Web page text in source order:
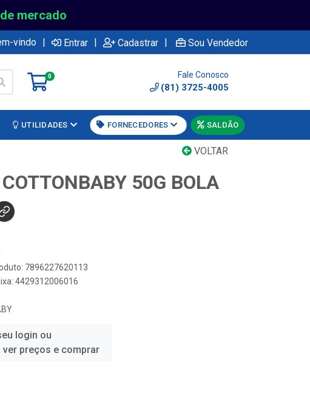
mercado
vindo | Entrar | Cadastrar | Sou Vendedor
0 Fale Conosco
(81) 3725-4005
UTILIDADES FORNECEDORES SALDÃO
VOLTAR
50G BOLA
7896227620113
4429312006016
login ou
ver preços e comprar